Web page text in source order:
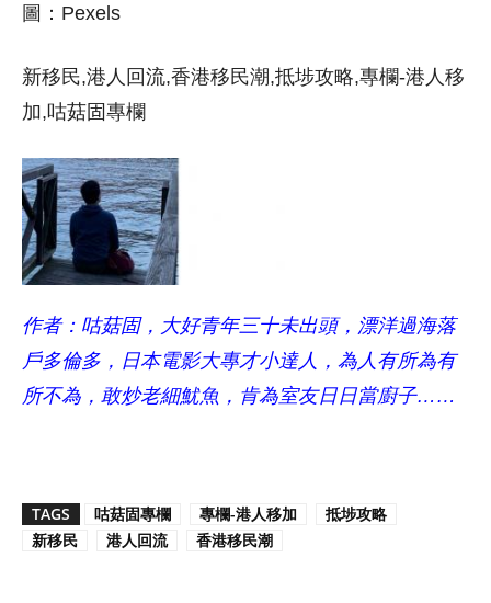
圖：Pexels
新移民,港人回流,香港移民潮,抵埗攻略,專欄-港人移
加,咕菇固專欄
作者：咕菇固，大好青年三十未出頭，漂洋過海落
戶多倫多，日本電影大專才小達人，為人有所為有
所不為，敢炒老細魷魚，肯為室友日日當廚子……
TAGS 咕菇固專欄 專欄-港人移加
抵埗攻略
新移民
港人回流 香港移民潮